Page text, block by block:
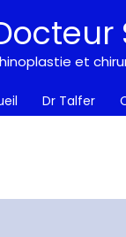
et
Dr Talfer